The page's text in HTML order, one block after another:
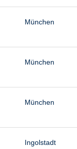
München
München
München
Ingolstadt